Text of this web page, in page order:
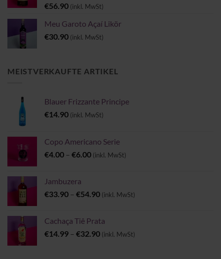
€56.90 (inkl. MwSt)
Meu Garoto Açaí Likör
€30.90 (inkl. MwSt)
MEISTVERKAUFTE ARTIKEL
Blauer Frizzante Principe
€14.90 (inkl. MwSt)
Copo Americano Serie
€4.00 – €6.00Preisspanne:
(inkl. MwSt)
Jambuzera
€33.90 – €54.90Preisspanne:
€54.90
(inkl. MwSt)
Cachaça Tiê Prata
€14.99 – €32.90Preisspanne:
(inkl. MwSt)